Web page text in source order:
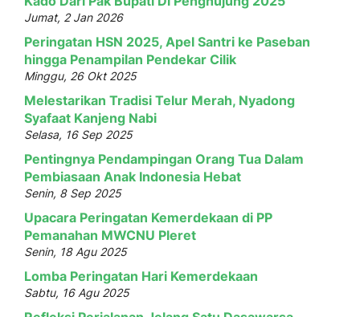
Jumat, 2 Jan 2026
Peringatan HSN 2025, Apel Santri ke Paseban
hingga Penampilan Pendekar Cilik
Minggu, 26 Okt 2025
Melestarikan Tradisi Telur Merah, Nyadong
Syafaat Kanjeng Nabi
Selasa, 16 Sep 2025
Pentingnya Pendampingan Orang Tua Dalam
Pembiasaan Anak Indonesia Hebat
Senin, 8 Sep 2025
Upacara Peringatan Kemerdekaan di PP
Pemanahan MWCNU Pleret
Senin, 18 Agu 2025
Lomba Peringatan Hari Kemerdekaan
Sabtu, 16 Agu 2025